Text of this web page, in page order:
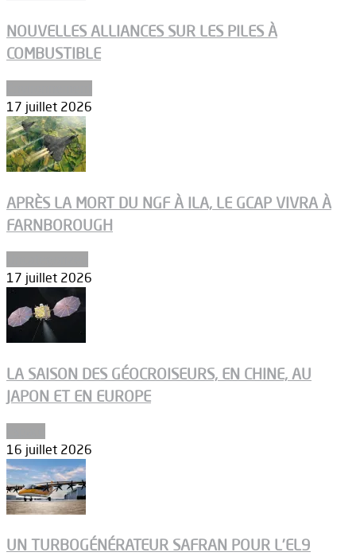
NOUVELLES ALLIANCES SUR LES PILES À
COMBUSTIBLE
17 juillet 2026
APRÈS LA MORT DU NGF À ILA, LE GCAP VIVRA À
FARNBOROUGH
17 juillet 2026
LA SAISON DES GÉOCROISEURS, EN CHINE, AU
JAPON ET EN EUROPE
16 juillet 2026
UN TURBOGÉNÉRATEUR SAFRAN POUR L’EL9